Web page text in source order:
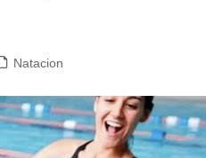
Natacion